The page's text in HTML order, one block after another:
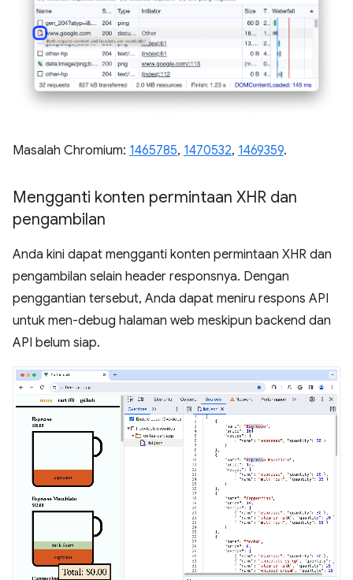
Masalah Chromium: 1465785, 1470532, 1469359.
Mengganti konten permintaan XHR dan
pengambilan
Anda kini dapat mengganti konten permintaan XHR dan
pengambilan selain header responsnya. Dengan
penggantian tersebut, Anda dapat meniru respons API
untuk men-debug halaman web meskipun backend dan
API belum siap.